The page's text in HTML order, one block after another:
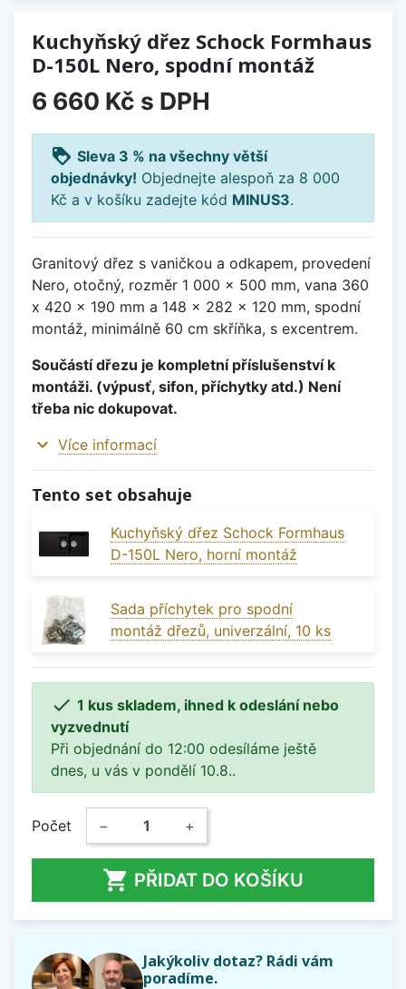
Kuchyňský dřez Schock Formhaus
D-150L Nero, spodní montáž
6 660 Kč s DPH
loyalty Sleva 3 % na všechny větší
objednávky! Objednejte alespoň za 8 000
Kč a v košíku zadejte kód MINUS3.
Granitový dřez s vaničkou a odkapem, provedení
Nero, otočný, rozměr 1 000 x 500 mm, vana 360
x 420 x 190 mm a 148 x 282 x 120 mm, spodní
montáž, minimálně 60 cm skříňka, s excentrem.
Součástí dřezu je kompletní příslušenství k
montáži. (výpusť, sifon, příchytky atd.) Není
třeba nic dokupovat.
expand_more Více informací
Tento set obsahuje
Kuchyňský dřez Schock Formhaus
D-150L Nero, horní montáž
Sada příchytek pro spodní
montáž dřezů, univerzální, 10 ks
 1 kus skladem, ihned k odeslání nebo
vyzvednutí
Při objednání do 12:00 odesíláme ještě
dnes, u vás v pondělí 10.8..
Počet − +
 PŘIDAT DO KOŠÍKU
Jakýkoliv dotaz? Rádi vám
poradíme.